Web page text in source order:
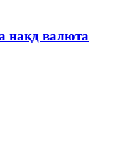
нақд валюта